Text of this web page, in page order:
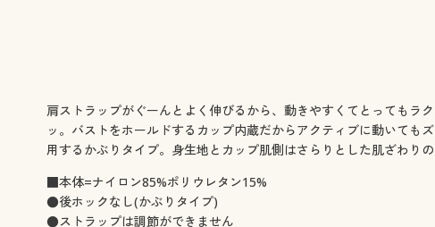
肩ストラップがぐーんとよく伸びるから、動きやすくてとってもラ
ッ。バストをホールドするカップ内蔵だからアクティブに動いて
用するかぶりタイプ。身生地とカップ肌側はさらりとした肌ざわり
■本体=ナイロン85%ポリウレタン15%
●後ホックなし(かぶりタイプ)
●ストラップは調節ができません